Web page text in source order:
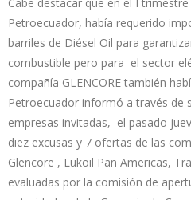
Petroecuador, había requerido
barriles de Diésel Oil para
combustible pero para el sector
compañía GLENCORE también
Petroecuador informó a través de
empresas invitadas, el pasado
diez excusas y 7 ofertas de las
Glencore , Lukoil Pan Americas,
evaluadas por la comisión de